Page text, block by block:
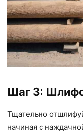
Шаг 3:
Тщательно
начиная с